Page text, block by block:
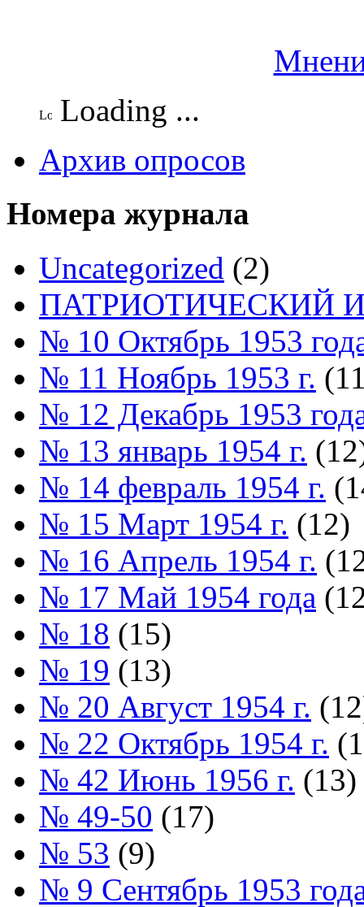
Loading ...
Архив опросов
Номера журнала
Uncategorized (2)
ПАТРИОТИЧЕСКИЙ
№ 10 Октябрь 1953
№ 11 Ноябрь 1953 г.
№ 12 Декабрь 1953
№ 13 январь 1954 г.
№ 14 февраль 1954 г.
№ 15 Март 1954 г. (12)
№ 16 Апрель 1954 г.
№ 17 Май 1954 года
№ 18 (15)
№ 19 (13)
№ 20 Август 1954 г.
№ 22 Октябрь 1954 г.
№ 42 Июнь 1956 г. (13)
№ 49-50 (17)
№ 53 (9)
№ 9 Сентябрь 1953